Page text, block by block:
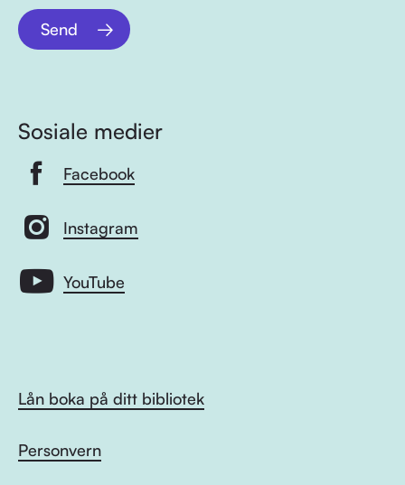
Send
Sosiale medier
Facebook
Instagram
YouTube
Lån boka på ditt bibliotek
Personvern